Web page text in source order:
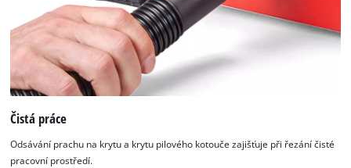
Čistá práce
Odsávání prachu na krytu a krytu pilového kotouče zajišťuje při řezání čisté
pracovní prostředí.